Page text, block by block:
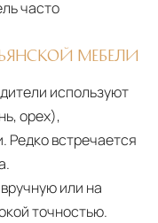
часто
МЕБЕЛИ
используют
орех),
Редко встречается
или на
точностью.